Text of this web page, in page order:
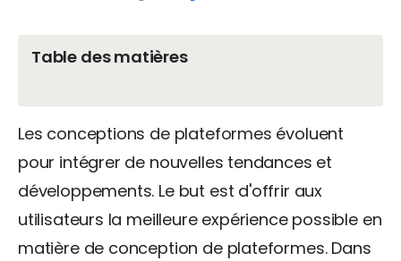
Table des matières
Les conceptions de plateformes évoluent
pour intégrer de nouvelles tendances et
développements. Le but est d'offrir aux
utilisateurs la meilleure expérience possible en
matière de conception de plateformes. Dans